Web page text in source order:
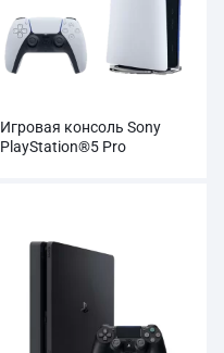
Игровая консоль Sony
PlayStation®5 Pro